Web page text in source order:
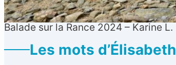
Balade sur la Rance 2024 – Karine L.
Les mots d’Élisabeth